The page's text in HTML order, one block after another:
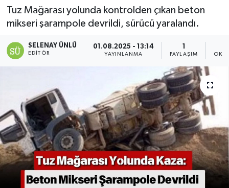
Tuz Mağarası yolunda kontrolden çıkan beton
mikseri şarampole devrildi, sürücü yaralandı.
SELENAY ÜNLÜ
EDITÖR
01.08.2025 - 13:14
YAYINLANMA PAYLAŞIM